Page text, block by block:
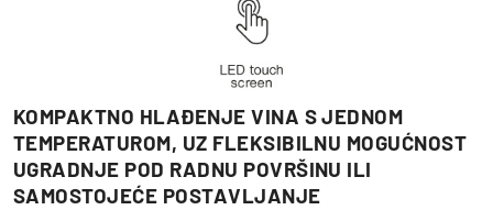
KOMPAKTNO HLAĐENJE VINA S JEDNOM
TEMPERATUROM, UZ FLEKSIBILNU MOGUĆNOST
UGRADNJE POD RADNU POVRŠINU ILI
SAMOSTOJEĆE POSTAVLJANJE